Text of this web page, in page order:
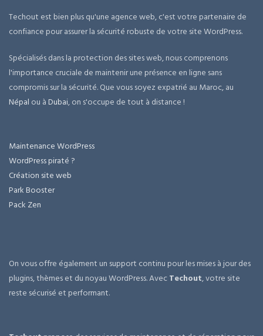
Techout est bien plus qu'une agence web, c'est votre partenaire de
confiance pour assurer la sécurité robuste de votre site WordPress.
Spécialisés dans la protection des sites web, nous comprenons
l'importance cruciale de maintenir une présence en ligne sans
compromis sur la sécurité. Que vous soyez expatrié au Maroc, au
Népal ou àDubai, on s'occupe de tout à distance !
Maintenance WordPress
WordPress piraté ?
Création site web
Park Booster
Pack Zen
On vous offre également un support continu pour les mises à jour des
plugins, thèmes et du noyau WordPress. AvecTechout, votre site
reste sécurisé et performant.